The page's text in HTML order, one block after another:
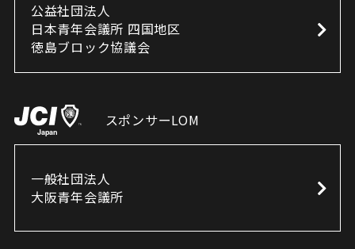
公益社団法人
日本青年会議所 四国地区
徳島ブロック協議会
スポンサーLOM
一般社団法人
大阪青年会議所